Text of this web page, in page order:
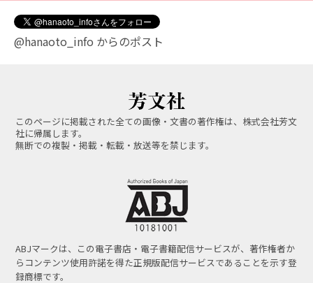
@hanaoto_info からのポスト
このページに掲載された全ての画像・文書の著作権は、株式会社芳文
社に帰属します。
無断での複製・掲載・転載・放送等を禁じます。
ABJマークは、この電子書店・電子書籍配信サービスが、著作権者か
らコンテンツ使用許諾を得た正規版配信サービスであることを示す登
録商標です。